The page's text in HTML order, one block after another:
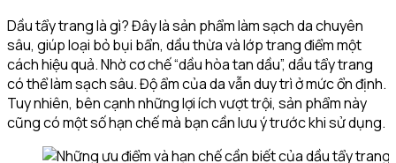
Dầu tẩy trang là gì? Đây là sản phẩm làm sạch da chuyên
sâu, giúp loại bỏ bụi bẩn, dầu thừa và lớp trang điểm một
cách hiệu quả. Nhờ cơ chế “dầu hòa tan dầu”, dầu tẩy trang
có thể làm sạch sâu. Độ ẩm của da vẫn duy trì ở mức ổn định.
Tuy nhiên, bên cạnh những lợi ích vượt trội, sản phẩm này
cũng có một số hạn chế mà bạn cần lưu ý trước khi sử dụng.